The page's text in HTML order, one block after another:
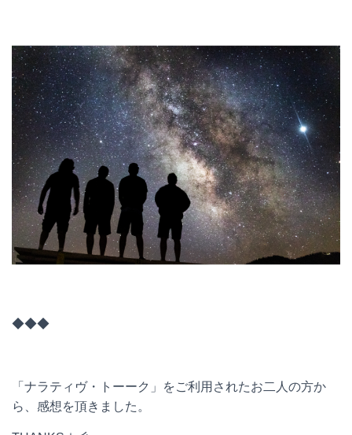
◆◆◆
「ナラティヴ・トーーク」をご利用されたお二人の方か
ら、感想を頂きました。